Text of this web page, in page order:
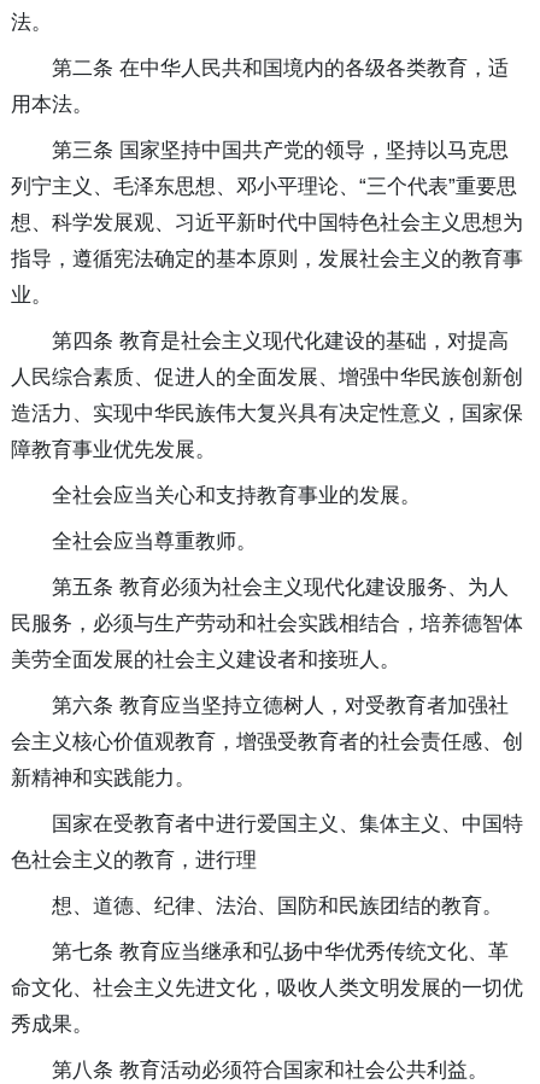
法。
第二条 在中华人民共和国境内的各级各类教育，适
用本法。
第三条 国家坚持中国共产党的领导，坚持以马克思
列宁主义、毛泽东思想、邓小平理论、“三个代表”重要思
想、科学发展观、习近平新时代中国特色社会主义思想为
指导，遵循宪法确定的基本原则，发展社会主义的教育事
业。
第四条 教育是社会主义现代化建设的基础，对提高
人民综合素质、促进人的全面发展、增强中华民族创新创
造活力、实现中华民族伟大复兴具有决定性意义，国家保
障教育事业优先发展。
全社会应当关心和支持教育事业的发展。
全社会应当尊重教师。
第五条 教育必须为社会主义现代化建设服务、为人
民服务，必须与生产劳动和社会实践相结合，培养德智体
美劳全面发展的社会主义建设者和接班人。
第六条 教育应当坚持立德树人，对受教育者加强社
会主义核心价值观教育，增强受教育者的社会责任感、创
新精神和实践能力。
国家在受教育者中进行爱国主义、集体主义、中国特
色社会主义的教育，进行理
想、道德、纪律、法治、国防和民族团结的教育。
第七条 教育应当继承和弘扬中华优秀传统文化、革
命文化、社会主义先进文化，吸收人类文明发展的一切优
秀成果。
第八条 教育活动必须符合国家和社会公共利益。